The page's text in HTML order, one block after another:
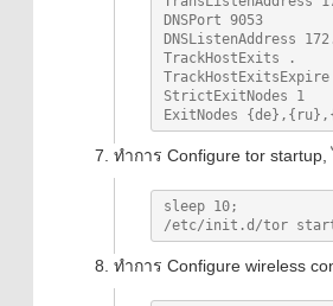
DNSPort 9053
DNSListenAddress
TrackHostExits .
TrackHostExitsExpire
StrictExitNodes 1
ExitNodes
ทำการ Configure tor startup,
sleep 10;
ทำการ Configure wireless